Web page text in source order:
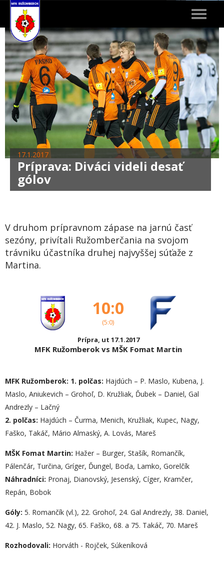
Toggle
17.1.2017
Príprava: Diváci videli desať
gólov
V druhom prípravnom zápase na jarnú časť
sezóny, privítali Ružomberčania na svojom
trávniku účastníka druhej najvyššej súťaže z
Martina.
10:0
(5:0)
Prípra, ut 17.1.2017
MFK Ružomberok vs MŠK Fomat Martin
MFK Ružomberok: 1. polčas: Hajdúch – P. Maslo, Kubena, J.
Maslo, Aniukevich – Grohoľ, D. Kružliak, Ďubek – Daniel, Gal
Andrezly – Lačný
2. polčas: Hajdúch – Čurma, Menich, Kružliak, Kupec, Nagy,
Faško, Takáč, Mário Almaský, A. Lovás, Mareš
MŠK Fomat Martin: Hažer – Burger, Stašík, Romančík,
Pálenčár, Turčina, Gríger, Ďungel, Boďa, Lamko, Gorelčík
Náhradníci: Pronaj, Dianovský, Jesenský, Cíger, Kramčer,
Repán, Bobok
Góly: 5. Romančík (vl.), 22. Grohoľ, 24. Gal Andrezly, 38. Daniel,
42. J. Maslo, 52. Nagy, 65. Faško, 68. a 75. Takáč, 70. Mareš
Rozhodovali: Horváth - Rojček, Súkeníková